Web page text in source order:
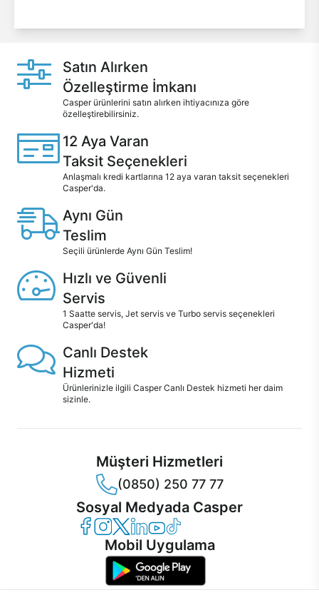
Satın Alırken
Özelleştirme İmkanı
Casper ürünlerini satın alırken ihtiyacınıza göre
özelleştirebilirsiniz.
12 Aya Varan
Taksit Seçenekleri
Anlaşmalı kredi kartlarına 12 aya varan taksit seçenekleri
Casper'da.
Aynı Gün
Teslim
Seçili ürünlerde Aynı Gün Teslim!
Hızlı ve Güvenli
Servis
1 Saatte servis, Jet servis ve Turbo servis seçenekleri
Casper'da!
Canlı Destek
Hizmeti
Ürünlerinizle ilgili Casper Canlı Destek hizmeti her daim
sizinle.
Müşteri Hizmetleri
(0850) 250 77 77
Sosyal Medyada Casper
Casper Facebook
Casper Instagram
Casper Twitter
Casper LinkedIn
Casper YouTube
Casper TikTok
Mobil Uygulama